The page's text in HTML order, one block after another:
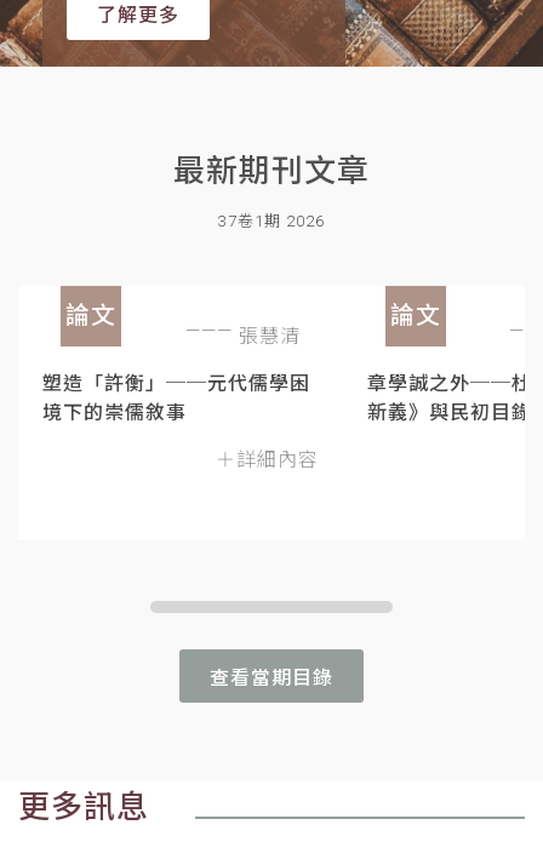
了解更多
最新期刊文章
37卷1期 2026
論文
張慧清
塑造「許衡」──元代儒學困
境下的崇儒敘事
＋詳細內容
論文
章學誠之外──杜
新義》與民初目錄
查看當期目錄
更多訊息